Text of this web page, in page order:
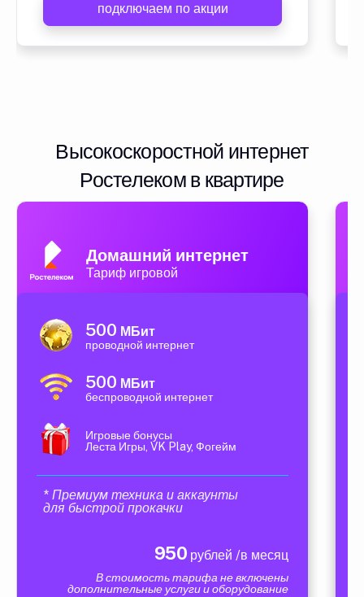
подключаем по акции
Высокоскоростной интернет
Ростелеком в квартире
Домашний интернет
Тариф игровой
500 МБит
проводной интернет
500 МБит
беспроводной интернет
Игровые бонусы
Леста Игры, VK Play, Фогейм
* Премиум техника и аккаунты
для быстрой прокачки
950 рублей /в месяц
В стоимость тарифа не включены
дополнительные услуги и оборудование